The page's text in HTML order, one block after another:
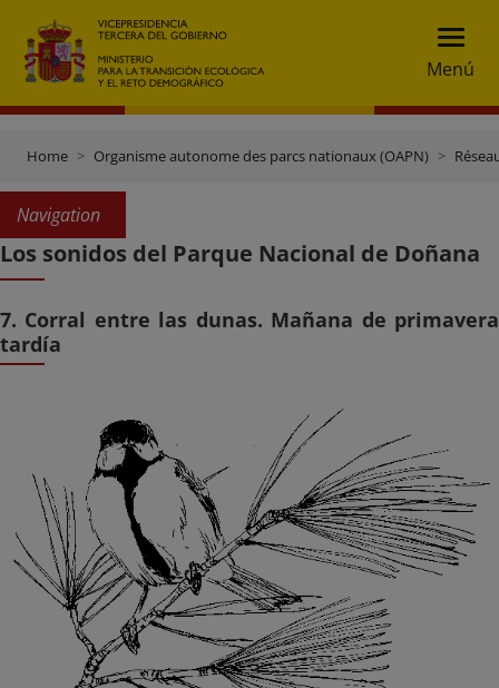
Menú
Home Organisme autonome des parcs nationaux (OAPN)
Navigation
Los sonidos del Parque Nacional de Doñana
7. Corral entre las dunas. Mañana de primavera
tardía